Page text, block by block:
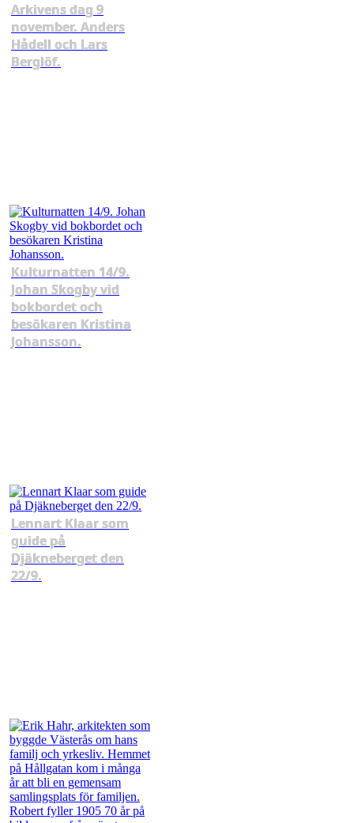
Arkivens dag 9
november. Anders
Hådell och Lars
Berglöf.
Kulturnatten 14/9.
Johan Skogby vid
bokbordet och
besökaren Kristina
Johansson.
Lennart Klaar som
guide på
Djäkneberget den
22/9.